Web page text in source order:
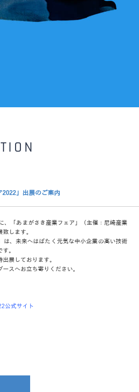
2022」出展のご案内
、「あまがさき産業フェア」（主催：尼崎産業
します。
は、未来へはばたく元気な中小企業の高い技術
。
展しております。
スへお立ち寄りください。
公式サイト